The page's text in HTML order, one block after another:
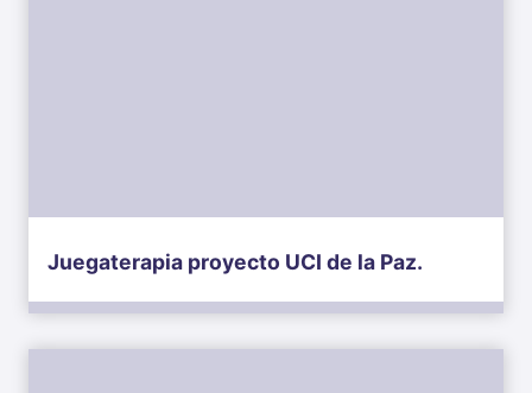
Juegaterapia proyecto UCI de la Paz.